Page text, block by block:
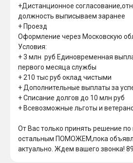
+Дистанционное
должность выписываем заранее
+ Проезд
Оформление через Московскую
Условия:
+ 3 млн  руб Единовременная
первого месяца службы
+ 210 тыс руб оклад чистыми
+ Дополнительные выплаты за
+ Списание долгов до 10 млн руб
+ Всевозможные льготы и
От Вас только принять решение по
остальным ПОМОЖЕМ,пока
актуально. Ждем вашего звонка!